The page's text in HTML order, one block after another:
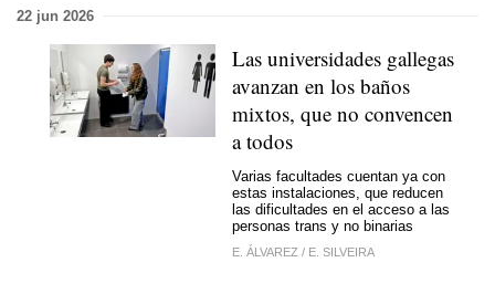
22 jun 2026
Las universidades gallegas
avanzan en los baños
mixtos, que no convencen
a todos
Varias facultades cuentan ya con
estas instalaciones, que reducen
las dificultades en el acceso a las
personas trans y no binarias
E. ÁLVAREZ / E. SILVEIRA